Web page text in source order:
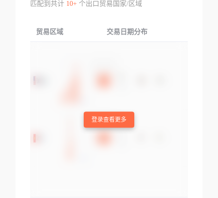
匹配到共计 10+个出口贸易国家/区域
贸易区域 交易日期分布
登录查看更多